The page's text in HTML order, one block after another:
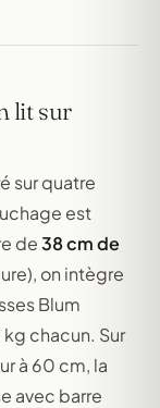
lit sur
sur quatre
est
de38 cm de
on intègre
Blum
chacun. Sur
à 60 cm, la
avec barre